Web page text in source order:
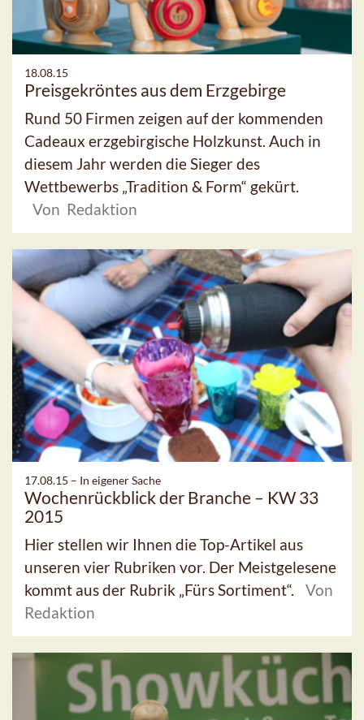
18.08.15
Preisgekröntes aus dem Erzgebirge
Rund 50 Firmen zeigen auf der kommenden
Cadeaux erzgebirgische Holzkunst. Auch in
diesem Jahr werden die Sieger des
Wettbewerbs „Tradition & Form“ gekürt.
Von Redaktion
17.08.15 – In eigener Sache
Wochenrückblick der Branche – KW 33
2015
Hier stellen wir Ihnen die Top-Artikel aus
unseren vier Rubriken vor. Der Meistgelesene
kommt aus der Rubrik „Fürs Sortiment“.
Von
Redaktion